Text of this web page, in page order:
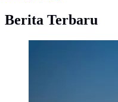
Berita Terbaru